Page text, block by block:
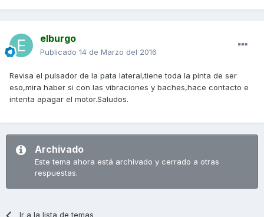
elburgo
Publicado 14 de Marzo del 2016
Revisa el pulsador de la pata lateral,tiene toda la pinta de ser
eso,mira haber si con las vibraciones y baches,hace contacto e
intenta apagar el motor.Saludos.
Archivado
Este tema ahora está archivado y cerrado a otras
respuestas.
Ir a la lista de temas